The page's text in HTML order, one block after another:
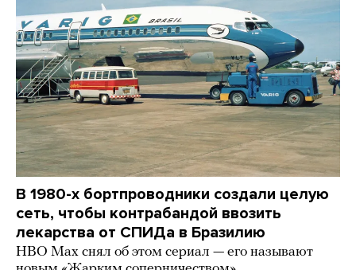
В 1980-х бортпроводники создали целую
сеть, чтобы контрабандой ввозить
лекарства от СПИДа в Бразилию
HBO Max снял об этом сериал — его называют